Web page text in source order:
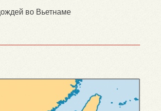
во Вьетнаме